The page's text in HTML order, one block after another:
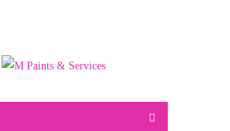
products and much more…